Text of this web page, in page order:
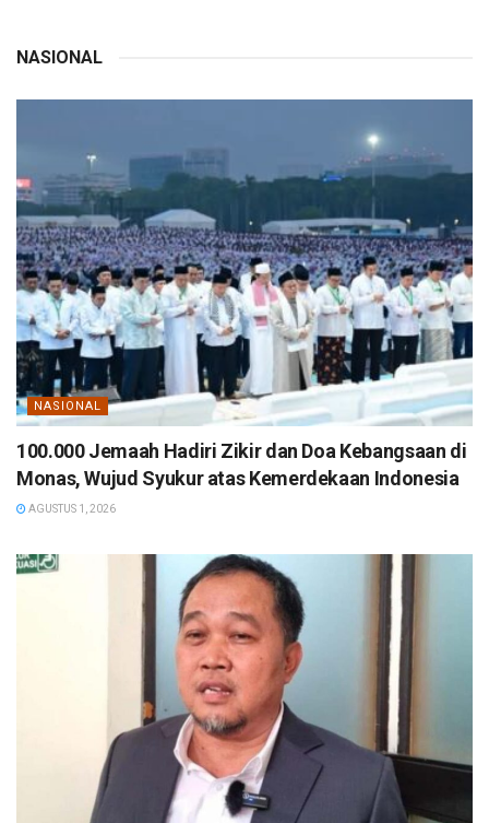
NASIONAL
NASIONAL
100.000 Jemaah Hadiri Zikir dan Doa Kebangsaan di
Monas, Wujud Syukur atas Kemerdekaan Indonesia
AGUSTUS 1, 2026